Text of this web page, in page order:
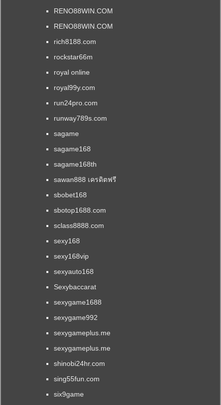
RENO88WIN.COM
RENO88WIN.COM
rich8188.com
rockstar66m
royal online
royal99y.com
run24pro.com
runway789s.com
sagame
sagame168
sagame168th
sawan888 เครดิตฟรี
sbobet168
sbotop1688.com
sclass8888.com
sexy168
sexy168vip
sexyauto168
Sexybaccarat
sexygame1688
sexygame992
sexygameplus.me
sexygameplus.me
shinobi24hr.com
sing55fun.com
six9game